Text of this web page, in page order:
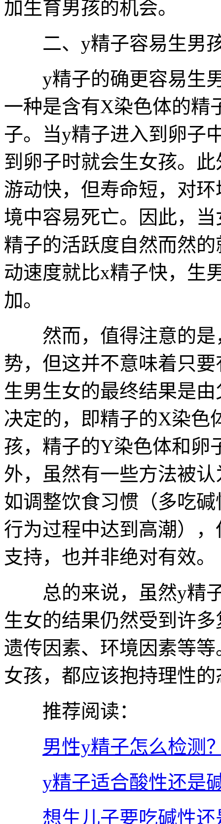
加生育男孩的机会。
二、y精子容易生男
y精子的确更容易生男
一种是含有X染色体的精
子。当y精子进入到卵子
到卵子时就会生女孩。
游动快，但寿命短，对
境中容易死亡。因此，
精子的活跃度自然而然
动速度就比x精子快，生
加。
然而，值得注意的是
势，但这并不意味着只
生男生女的最终结果是
决定的，即精子的X染色
孩，精子的Y染色体和卵
外，虽然有一些方法被
如调整饮食习惯（多吃
行为过程中达到高潮）
支持，也并非绝对有效。
总的来说，虽然y精子
生女的结果仍然受到许
遗传因素、环境因素等
女孩，都应该抱持理性
推荐阅读：
男性y精子怎么检测
y精子适合酸性还是
想生儿子要吃碱性